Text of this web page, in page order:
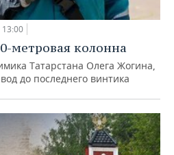
13:00
метровая колонна
Татарстана Олега Жогина,
до последнего винтика